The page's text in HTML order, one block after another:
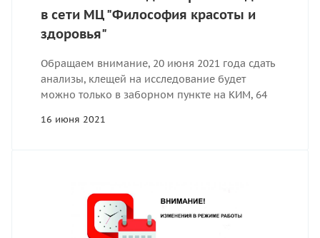
в сети МЦ "Философия красоты и
здоровья"
Обращаем внимание, 20 июня 2021 года сдать
анализы, клещей на исследование будет
можно только в заборном пункте на КИМ, 64
16 июня 2021